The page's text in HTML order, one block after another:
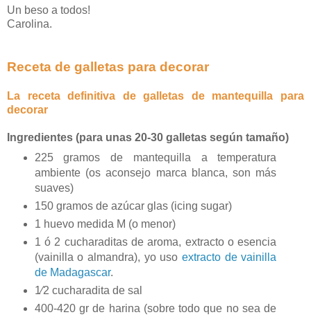
Un beso a todos!
Carolina.
Receta de galletas para decorar
La receta definitiva de galletas de mantequilla para
decorar
Ingredientes (para unas 20-30 galletas según tamaño)
225 gramos de mantequilla a temperatura
ambiente (os aconsejo marca blanca, son más
suaves)
150 gramos de azúcar glas (icing sugar)
1 huevo medida M (o menor)
1 ó 2 cucharaditas de aroma, extracto o esencia
(vainilla o almandra), yo usoextracto de vainilla
de Madagascar.
1⁄2 cucharadita de sal
400-420 gr de harina (sobre todo que no sea de